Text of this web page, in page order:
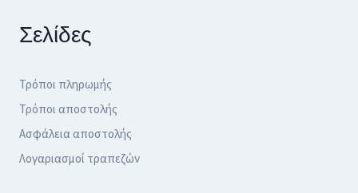
Σελίδες
Τρόποι πληρωμής
Τρόποι αποστολής
Ασφάλεια αποστολής
Λογαριασμοί τραπεζών